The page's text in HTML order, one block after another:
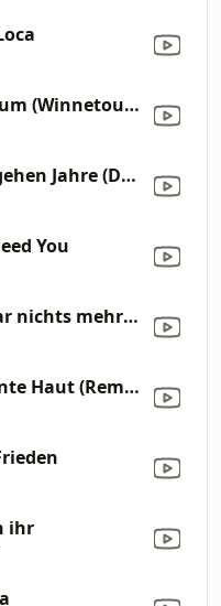
Der große Traum (Winnetou Melodie)
Vielleicht vergehen Jahre (DJ XXL Version)
You
Auch wenn gar nichts mehr geht (Radio Version)
Braungebrannte Haut (Remix)
ihr